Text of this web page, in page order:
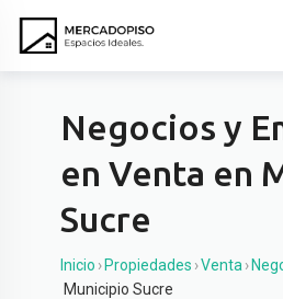
Negocios y
en Venta en
Sucre
Inicio › Propiedades ›Venta ›
Municipio Sucre